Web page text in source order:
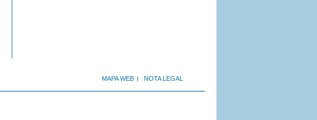
MAPA WEB NOTA LEGAL